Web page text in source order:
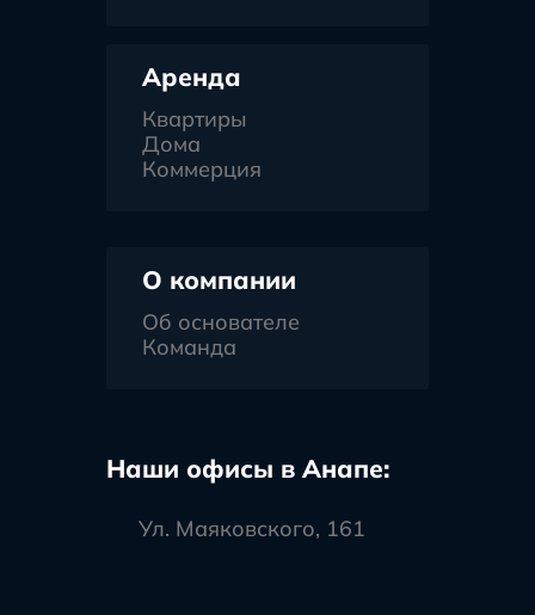
Аренда
Квартиры
Дома
Коммерция
О компании
Об основателе
Команда
Наши офисы в Анапе:
Ул. Маяковского, 161